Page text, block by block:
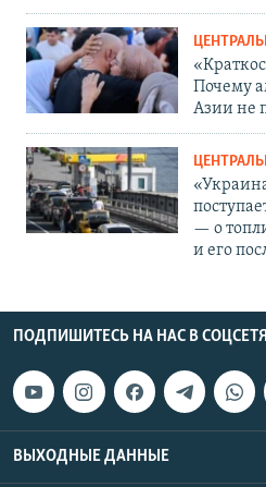
Почему
Азии не
— о
и его
ПОДПИШИТЕСЬ НА НАС В
ВЫХОДНЫЕ ДАННЫЕ